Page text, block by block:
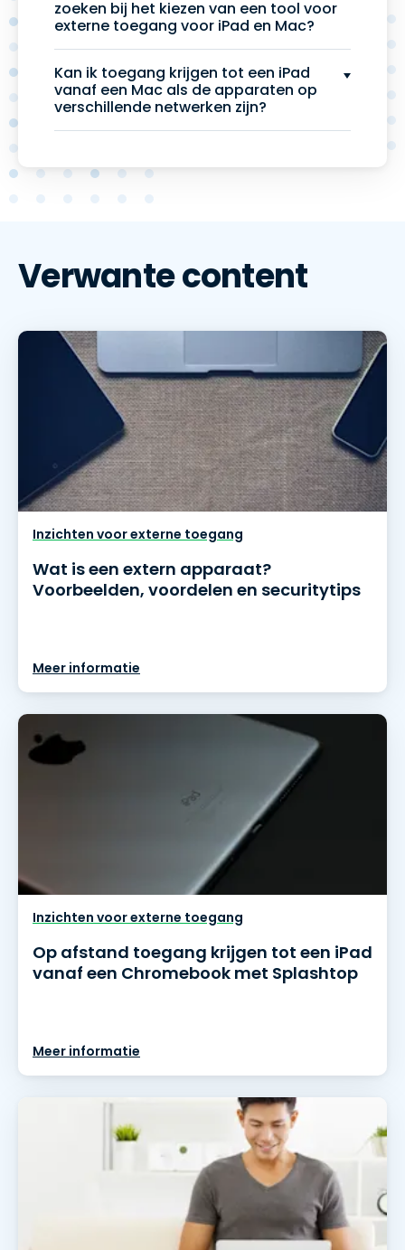
zoeken bij het kiezen van een tool voor
externe toegang voor iPad en Mac?
Kan ik toegang krijgen tot een iPad
vanaf een Mac als de apparaten op
verschillende netwerken zijn?
Verwante content
Inzichten voor externe toegang
Wat is een extern apparaat?
Voorbeelden, voordelen en securitytips
Meer informatie
Inzichten voor externe toegang
Op afstand toegang krijgen tot een iPad
vanaf een Chromebook met Splashtop
Meer informatie